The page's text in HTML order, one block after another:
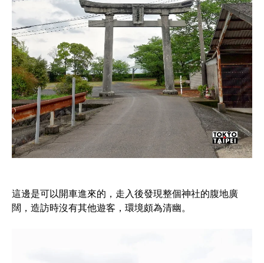
這邊是可以開車進來的，走入後發現整個神社的腹地廣
闊，造訪時沒有其他遊客，環境頗為清幽。